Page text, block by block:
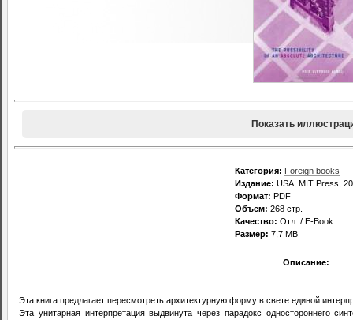
Показать
Категория: Foreign books
Издание: USA, MIT Press,
Формат: PDF
Объем: 268 стр.
Качество: Отл. / E-Book
Размер: 7,7 MB
Описание:
Эта книга предлагает пересмотреть архитектурную форму в свете единой
Эта унитарная интерпретация выдвинута через парадокс одностороннего